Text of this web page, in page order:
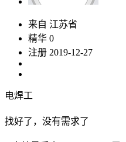
来自 江苏省
精华 0
注册 2019-12-27
电焊工
找好了，没有需求了